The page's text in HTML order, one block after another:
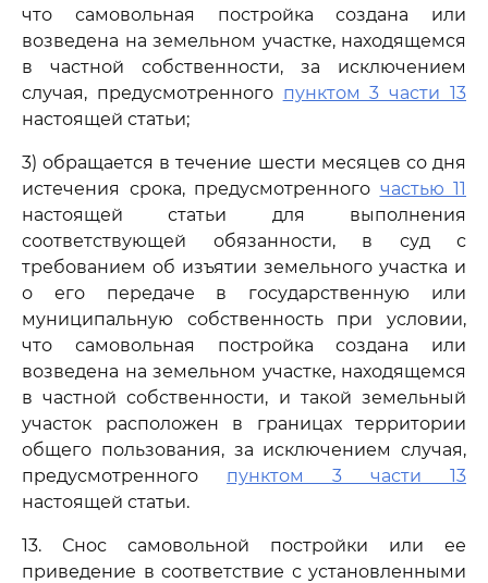
что самовольная постройка создана или
возведена на земельном участке, находящемся
в частной собственности, за исключением
случая, предусмотренного пунктом 3 части 13
настоящей статьи;
3) обращается в течение шести месяцев со дня
истечения срока, предусмотренного частью 11
настоящей статьи для выполнения
соответствующей обязанности, в суд с
требованием об изъятии земельного участка и
о его передаче в государственную или
муниципальную собственность при условии,
что самовольная постройка создана или
возведена на земельном участке, находящемся
в частной собственности, и такой земельный
участок расположен в границах территории
общего пользования, за исключением случая,
предусмотренного пунктом 3 части 13
настоящей статьи.
13. Снос самовольной постройки или ее
приведение в соответствие с установленными